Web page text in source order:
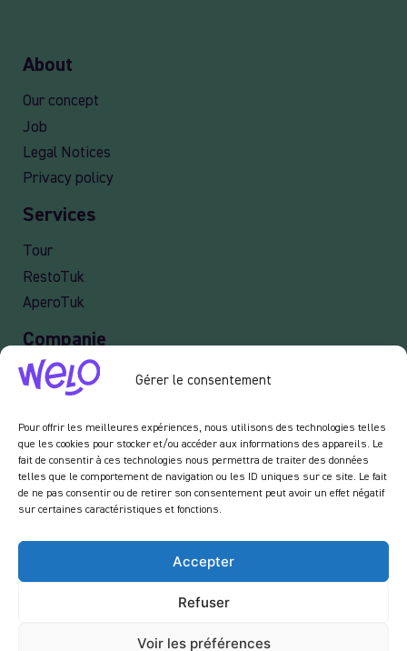
Gérer le consentement
Pour offrir les meilleures expériences, nous utilisons des technologies telles
que les cookies pour stocker et/ou accéder aux informations des appareils. Le
fait de consentir à ces technologies nous permettra de traiter des données
telles que le comportement de navigation ou les ID uniques sur ce site. Le fait
de ne pas consentir ou de retirer son consentement peut avoir un effet négatif
sur certaines caractéristiques et fonctions.
Accepter
Refuser
Voir les préférences
About
Our concept
Job
Legal Notices
Privacy policy
Services
Tour
RestoTuk
AperoTuk
Companie
Events
Delivery
Newsletter :